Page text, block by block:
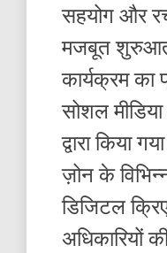
सहयोग और
मजबूत शुरुआत
कार्यक्रम का
सोशल
द्वारा किया
ज़ोन के
डिजिटल
अधिकारियों